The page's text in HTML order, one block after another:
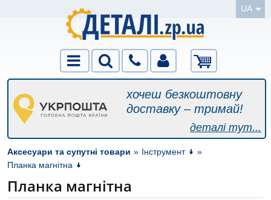
UA
хочеш безкоштовну
доставку – тримай!
деталі тут...
Аксесуари та супутні товари » Інструмент
»
Планка магнітна
Планка магнітна